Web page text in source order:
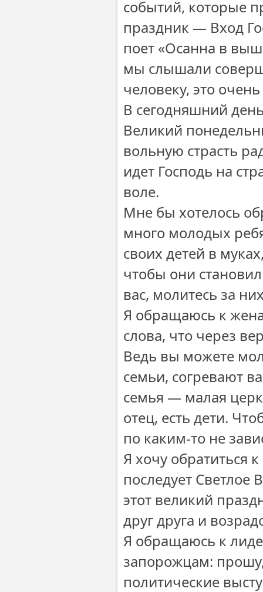
событий, которые
праздник — Вход
поет «Осанна в
мы слышали
человеку, это
В сегодняшний
Великий
вольную страсть
идет Господь на
воле.
Мне бы хотелось
много молодых
своих детей в
чтобы они
вас, молитесь за
Я обращаюсь к
слова, что через
Ведь вы можете
семьи, согревают
семья — малая
отец, есть дети.
по каким-то не
Я хочу обратиться
последует Светлое
этот великий
друг друга и
Я обращаюсь к
запорожцам:
политические